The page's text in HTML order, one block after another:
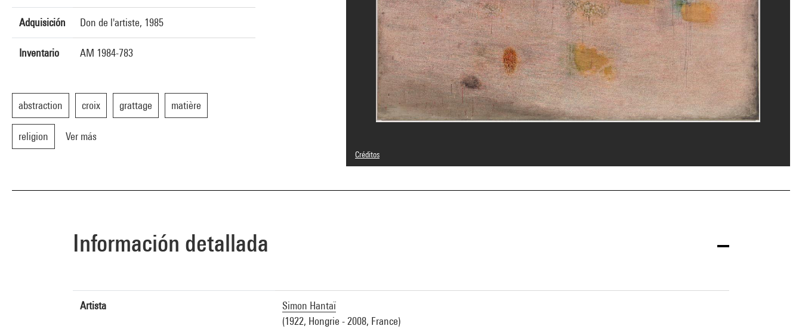
Adquisición Don de l'artiste, 1985
Inventario AM 1984-783
abstraction croix grattage matière
religion Ver más
Créditos
© Archives Simon Hantaï / Adagp, Paris
Referencia de la imagen : 4N66477
Información detallada
Artista
Simon Hantaï
(1922, Hongrie - 2008, France)